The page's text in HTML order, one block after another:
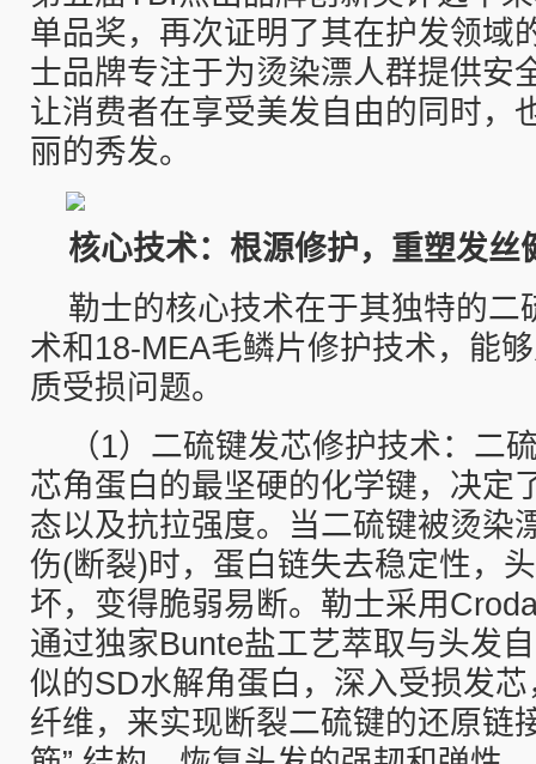
单品奖，再次证明了其在护发领域
士品牌专注于为烫染漂人群提供安
让消费者在享受美发自由的同时，
丽的秀发。
核心技术：根源修护，重塑发丝
勒士的核心技术在于其独特的二
术和18-MEA毛鳞片修护技术，能
质受损问题。
（1）二硫键发芯修护技术：二
芯角蛋白的最坚硬的化学键，决定
态以及抗拉强度。当二硫键被烫染
伤(断裂)时，蛋白链失去稳定性，
坏，变得脆弱易断。勒士采用
通过独家Bunte盐工艺萃取与头发
似的SD水解角蛋白，深入受损发
纤维，来实现断裂二硫键的还原链